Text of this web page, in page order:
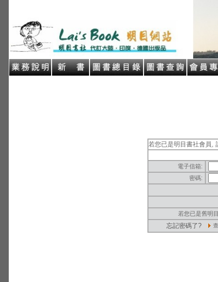
若您已是明目書社會員,
電子信箱:
密碼:
若您已是舊明
忘記密碼了?